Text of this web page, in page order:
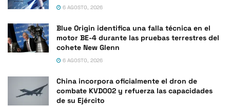
6 AGOSTO, 2026
Blue Origin identifica una falla técnica en el
motor BE-4 durante las pruebas terrestres del
cohete New Glenn
6 AGOSTO, 2026
China incorpora oficialmente el dron de
combate KVD002 y refuerza las capacidades
de su Ejército